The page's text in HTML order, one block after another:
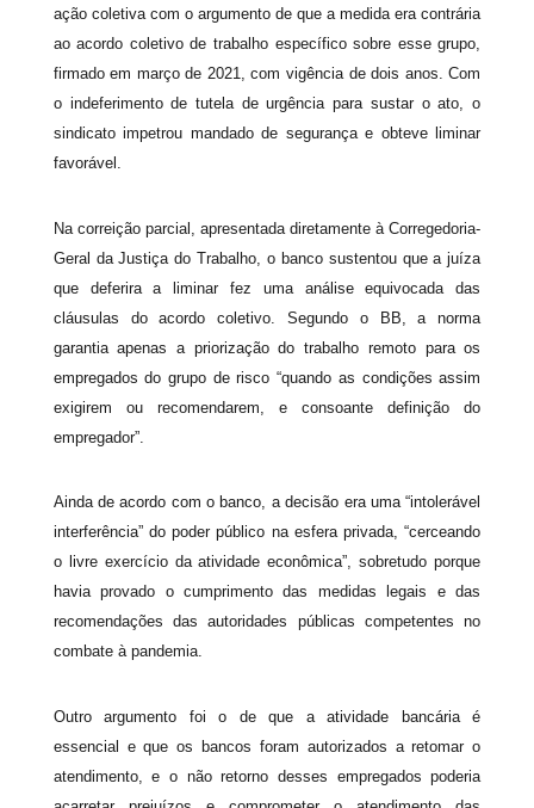
ação coletiva com o argumento de que a medida era contrária
ao acordo coletivo de trabalho específico sobre esse grupo,
firmado em março de 2021, com vigência de dois anos. Com
o indeferimento de tutela de urgência para sustar o ato, o
sindicato impetrou mandado de segurança e obteve liminar
favorável.
Na correição parcial, apresentada diretamente à Corregedoria-
Geral da Justiça do Trabalho, o banco sustentou que a juíza
que deferira a liminar fez uma análise equivocada das
cláusulas do acordo coletivo. Segundo o BB, a norma
garantia apenas a priorização do trabalho remoto para os
empregados do grupo de risco “quando as condições assim
exigirem ou recomendarem, e consoante definição do
empregador”.
Ainda de acordo com o banco, a decisão era uma “intolerável
interferência” do poder público na esfera privada, “cerceando
o livre exercício da atividade econômica”, sobretudo porque
havia provado o cumprimento das medidas legais e das
recomendações das autoridades públicas competentes no
combate à pandemia.
Outro argumento foi o de que a atividade bancária é
essencial e que os bancos foram autorizados a retomar o
atendimento, e o não retorno desses empregados poderia